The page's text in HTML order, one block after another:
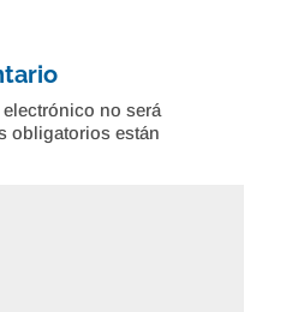
no será
obligatorios están